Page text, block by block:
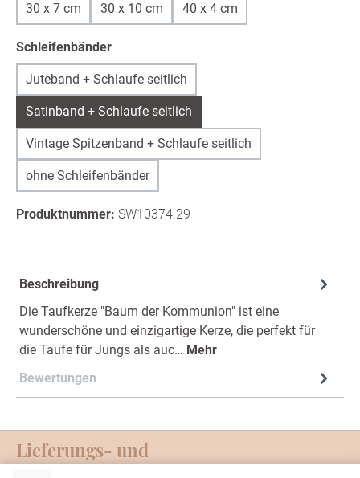
30 x 7 cm 30 x 10 cm 40 x 4 cm
Schleifenbänderauswählen
Juteband + Schlaufe seitlich
Satinband + Schlaufe seitlich
Vintage Spitzenband + Schlaufe seitlich
ohne Schleifenbänder
Produktnummer: SW10374.29
Beschreibung
Die Taufkerze "Baum der Kommunion" ist eine
wunderschöne und einzigartige Kerze, die perfekt für
die Taufe für Jungs als auc… Mehr
Bewertungen
Lieferungs- und